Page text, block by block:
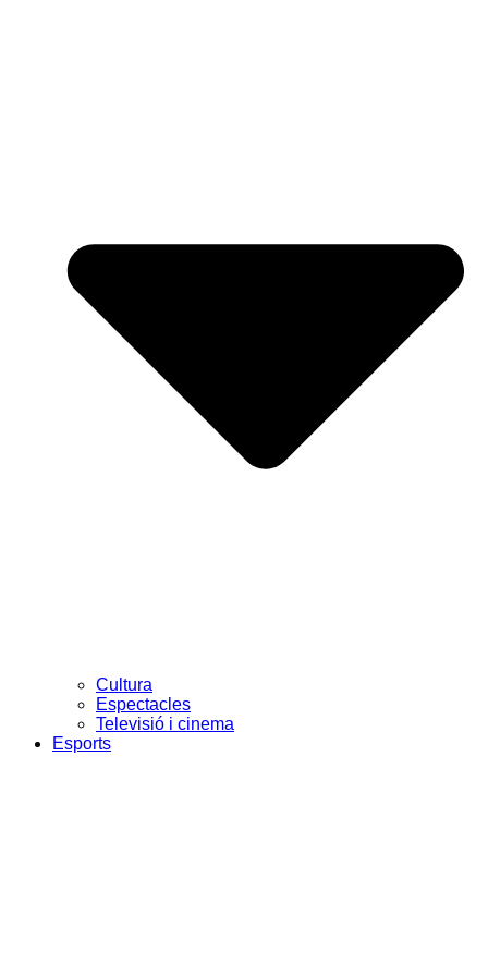
Cultura
Espectacles
Televisió i cinema
Esports